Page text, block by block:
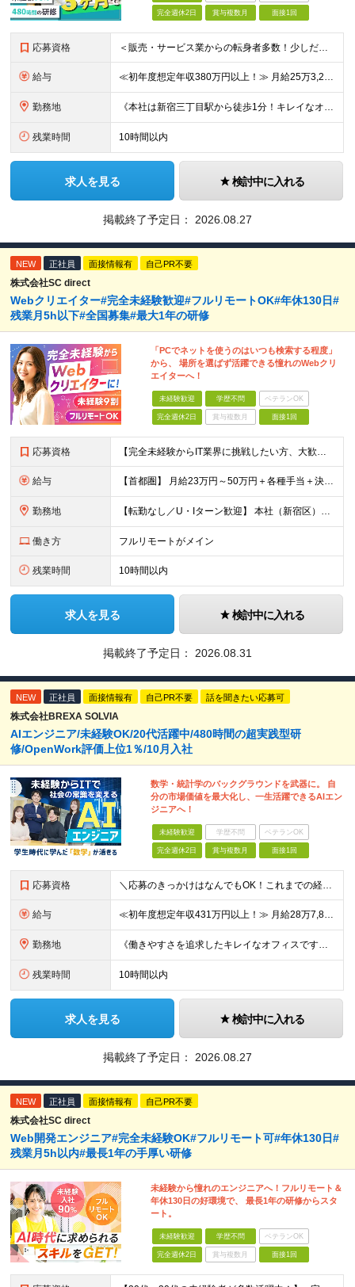
完全週休2日 賞与複数月 面接1回
応募資格 ＜販売・サービス業からの転身者多数！少しだけ興味がある！話だけ聞いてみたい！…そんな方でも歓迎♪まずはお会いするところから始めましょう◎＞ ◆年齢30歳まで（若年層の長期キャリア形成のため） ◆大卒以
給与 ≪初年度想定年収380万円以上！≫ 月給25万3,220円～＋賞与年2回 ※上記金額には月20時間分(3万4,220円～)の見込み残業代を含み、超過した分は別途全額支給します。 ※経験やスキルを考慮
勤務地 《本社は新宿三丁目駅から徒歩1分！キレイなオフィスです！》 【本社】 東京都新宿区新宿4-3-25 TOKYU REIT新宿ビル8F 【ラーニングセンター】 東京都渋谷区千駄ヶ谷5-32-10 南新
残業時間 10時間以内
求人を見る 検討中に入れる
掲載終了予定日： 2026.08.27
NEW 正社員 面接情報有 自己PR不要
株式会社SC direct
Webクリエイター#完全未経験歓迎#フルリモートOK#年休130日#
残業月5h以下#全国募集#最大1年の研修
「PCでネットを使うのはいつも検索する程度」
から、 場所を選ばず活躍できる憧れのWebクリ
エイターへ！
未経験歓迎 学歴不問 ベテランOK
完全週休2日 賞与複数月 面接1回
応募資格 【完全未経験からIT業界に挑戦したい方、大歓迎！】 ●応募年齢制限：34歳まで（若年層の長期キャリア形成を図るため） ★学歴不問・転職回数不問 ★第二新卒・社会人デビューOK 【こんな方を求めていま
給与 【首都圏】 月給23万円～50万円＋各種手当＋決算賞与 【大阪】 月給22万円～50万円＋各種手当＋決算賞与 【愛知】 月給21.5万円～50万円＋各種手当＋決算賞与 【福岡・宮城】 月給20万
勤務地 【転勤なし／U・Iターン歓迎】 本社（新宿区）、大阪支店、名古屋支店または東京都・神奈川県・千葉県・埼玉県・愛知県・大阪府・福岡県をはじめ、全国のプロジェクト先 ※ご希望を最大限考慮して配属先を決定
働き方 フルリモートがメイン
残業時間 10時間以内
求人を見る 検討中に入れる
掲載終了予定日： 2026.08.31
NEW 正社員 面接情報有 自己PR不要 話を聞きたい応募可
株式会社BREXA SOLVIA
AIエンジニア/未経験OK/20代活躍中/480時間の超実践型研
修/OpenWork評価上位1％/10月入社
数学・統計学のバックグラウンドを武器に。 自
分の市場価値を最大化し、一生活躍できるAIエン
ジニアへ！
未経験歓迎 学歴不問 ベテランOK
完全週休2日 賞与複数月 面接1回
応募資格 ＼応募のきっかけはなんでもOK！これまでの経験よりも「ITに興味がある」「前職の経験を活かしてキャリアチェンジしたい」という気持ちを重視しています／ ◆年齢30歳まで（若年層の長期キャリア形成のため
給与 ≪初年度想定年収431万円以上！≫ 月給28万7,825円～＋賞与年2回 ※上記金額には月20時間分(3万8,900円～)の見込み残業代を含み、超過した分は別途全額支給します。 ※経験やスキルを考慮
勤務地 《働きやすさを追求したキレイなオフィスです！》 【本社】 東京都新宿区新宿4-3-25 TOKYU REIT新宿ビル8F 【ラーニングセンター】 東京都渋谷区千駄ヶ谷5-32-10 南新宿SKビル6
残業時間 10時間以内
求人を見る 検討中に入れる
掲載終了予定日： 2026.08.27
NEW 正社員 面接情報有 自己PR不要
株式会社SC direct
Web開発エンジニア#完全未経験OK#フルリモート可#年休130日#
残業月5h以内#最長1年の手厚い研修
未経験から憧れのエンジニアへ！フルリモート＆
年休130日の好環境で、 最長1年の研修からスタ
ート。
未経験歓迎 学歴不問 ベテランOK
完全週休2日 賞与複数月 面接1回